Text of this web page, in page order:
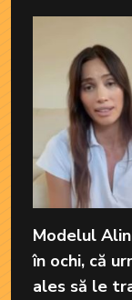
Modelul
în ochi, că
ales să le